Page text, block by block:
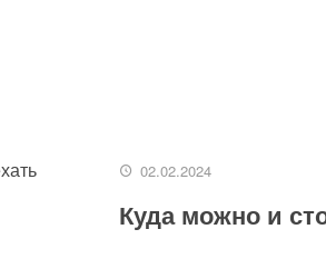
02.02.2024
Куда можно и